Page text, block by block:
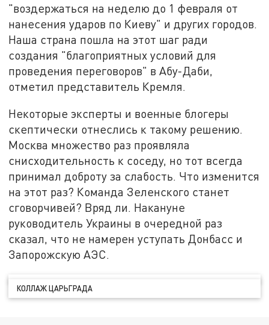
"воздержаться на неделю до 1 февраля от
нанесения ударов по Киеву" и других городов.
Наша страна пошла на этот шаг ради
создания "благоприятных условий для
проведения переговоров" в Абу-Даби,
отметил представитель Кремля.
Некоторые эксперты и военные блогеры
скептически отнеслись к такому решению.
Москва множество раз проявляла
снисходительность к соседу, но тот всегда
принимал доброту за слабость. Что изменится
на этот раз? Команда Зеленского станет
сговорчивей? Вряд ли. Накануне
руководитель Украины в очередной раз
сказал, что не намерен уступать Донбасс и
Запорожскую АЭС.
КОЛЛАЖ ЦАРЬГРАДА